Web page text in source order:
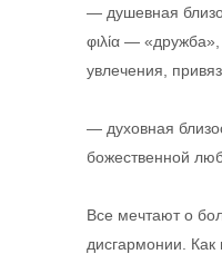
— душевная
φιλία —
увлечения,
— духовная
божественной
Все мечтают о
дисгармонии. Как